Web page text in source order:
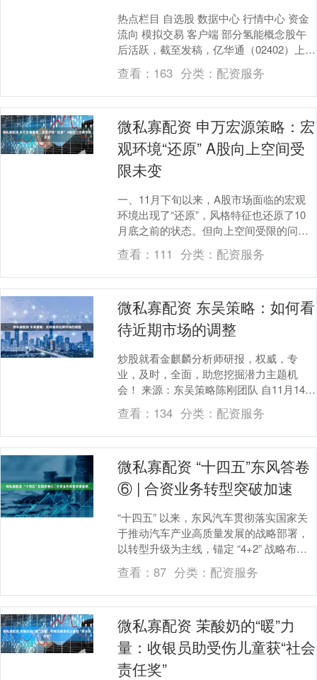
热点栏目 自选股 数据中心 行情中心 资金
流向 模拟交易 客户端 部分氢能概念股午
后活跃，截至发稿，亿华通（02402）上涨
3.53%，报24.66港元；京城机....
查看： 163 分类： 配资服务
微私寡配资 申万宏源策略：宏
观环境“还原” A股向上空间受
限未变
一、11月下旬以来，A股市场面临的宏观
环境出现了“还原”，风格特征也还原了10
月底之前的状态。但向上空间受限的问题
并未根本解决：光连接Alpha逻辑演绎，但
26....
查看： 111 分类： 配资服务
微私寡配资 东吴策略：如何看
待近期市场的调整
炒股就看金麒麟分析师研报，权威，专
业，及时，全面，助您挖掘潜力主题机
会！ 来源：东吴策略陈刚团队 自11月14日
A股开启调整以来，沪指累计下跌4.8%，
结构性调....
查看： 134 分类： 配资服务
微私寡配资 “十四五”东风答卷
⑥ | 合资业务转型突破加速
“十四五” 以来，东风汽车贯彻落实国家关
于推动汽车产业高质量发展的战略部署，
以转型升级为主线，锚定 “4+2” 战略布
局，在深化合资合作中始终坚守 “中国主
场”....
查看：87 分类： 配资服务
微私寡配资 茉酸奶的“暖”力
量：收银员助受伤儿童获“社会
责任奖”